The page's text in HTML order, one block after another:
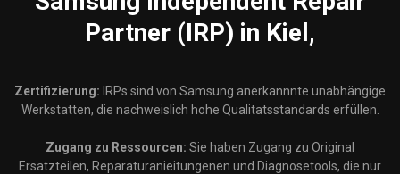
Partner (IRP) in Kiel,
Zertifizierung: IRPs sind von Samsung anerkannnte unabhängige
Werkstatten, die nachweislich hohe Qualitatsstandards erfüllen.
Zugang zu Ressourcen: Sie haben Zugang zu Original
Ersatzteilen, Reparaturanieitungenen und Diagnosetools, die nur